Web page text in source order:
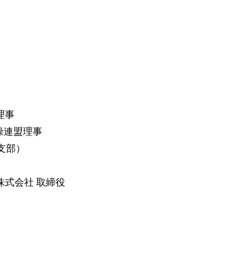
事
盟理事
）
会社 取締役